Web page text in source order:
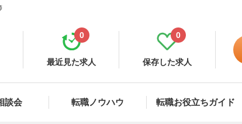
最近見た求人
0
保存した求人
0
談会 転職ノウハウ 転職お役立ちガイド